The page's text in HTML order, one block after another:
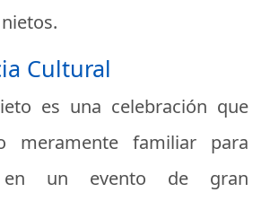
Cultural
es una celebración que
meramente familiar para
en un evento de gran